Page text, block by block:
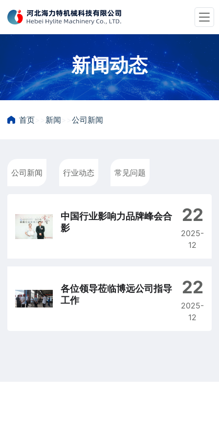
新闻动态
首页 新闻 公司新闻
公司新闻 行业动态 常见问题
中国行业影响力品牌峰会合
影
22
2025-
12
各位领导莅临博远公司指导
工作
22
2025-
12